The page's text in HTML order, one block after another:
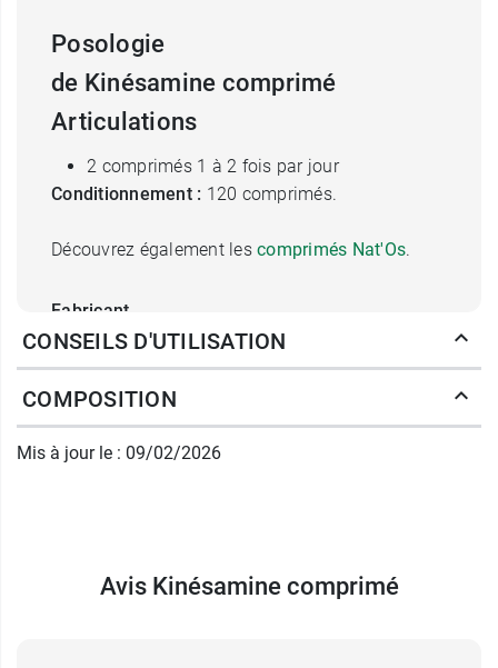
Posologie
de Kinésamine comprimé
Articulations
2 comprimés 1 à 2 fois par jour
Conditionnement : 120 comprimés.
Découvrez également les comprimés Nat'Os.
Fabricant
MONIN
Rue Marius Petipa
34000 Montpellier
France
04 67 04 11 40
CONSEILS D'UTILISATION
COMPOSITION
Mis à jour le : 09/02/2026
Avis Kinésamine comprimé